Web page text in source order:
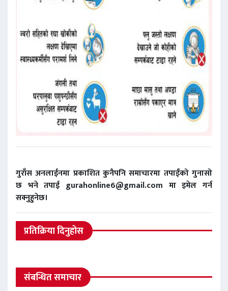
गुराँस अनलाईनमा प्रकाशित कुनैपनि समाचारमा तपाईंको गुनासो
छ भने तपाई gurahonline6@gmail.com मा इमेल गर्न
सक्नुहुनेछ।
प्रतिक्रिया दिनुहोस
संबन्धित समाचार